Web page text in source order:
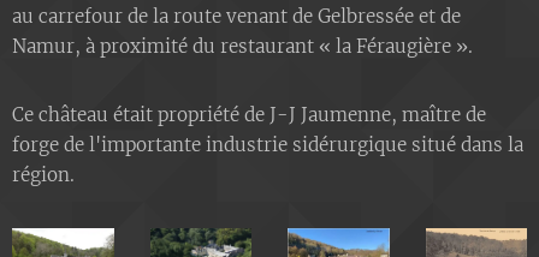
au carrefour de la route venant de Gelbressée et de
Namur, à proximité du restaurant « la Féraugière ».
Ce château était propriété de J-J Jaumenne, maître de
forge de l'importante industrie sidérurgique situé dans la
région.